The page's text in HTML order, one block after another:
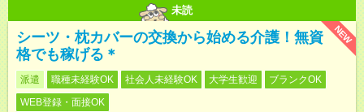
未読
NEW
シーツ・枕カバーの交換から始める介護！無資
格でも稼げる＊
派遣 職種未経験OK 社会人未経験OK 大学生歓迎
ブランクOK
WEB登録・面接OK